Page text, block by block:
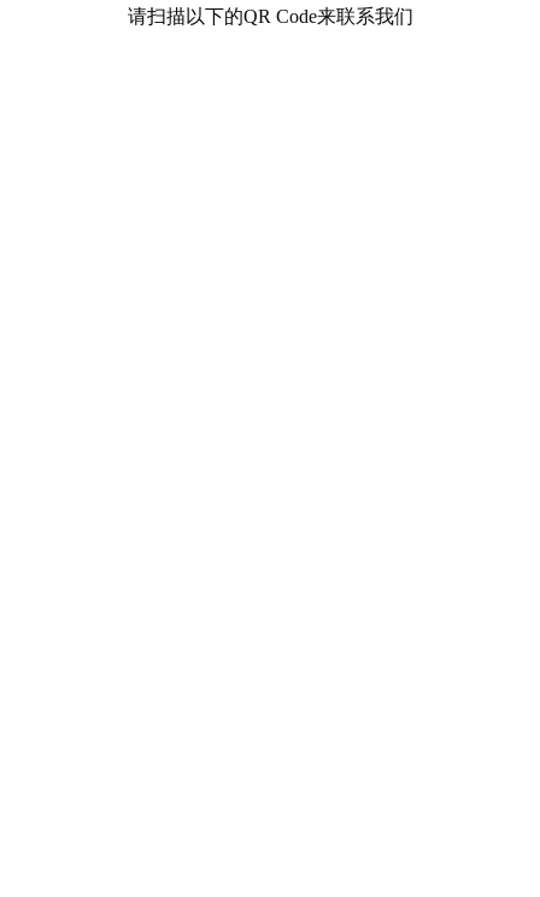
请扫描以下的QR Code来联系我们